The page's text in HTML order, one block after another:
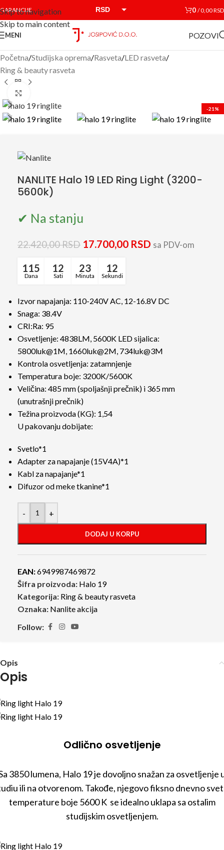
Skip to navigation
Skip to main content
GARANCIJE RSD 0 /0,00RSD
MENI POZOVI
Početna/Studijska oprema/Rasveta/LED rasveta/
Ring & beauty rasveta
-21%
NANLITE Halo 19 LED Ring Light (3200-
5600k)
✔ Na stanju
22.420,00RSD 17.700,00 RSD sa PDV-om
115
Dana
12
Sati
23
Minuta
12
Sekundi
Izvor napajanja: 110-240V AC, 12-16.8V DC
Snaga: 38.4V
CRI:Ra: 95
Osvetljenje: 4838LM, 5600K LED sijalica:
5800luk@1M, 1660luk@2M, 734luk@3M
Kontrola osvetljenja: zatamnjenje
Temperatura boje: 3200K/5600K
Veličina: 485 mm (spoljašnji prečnik) i 365 mm
(unutrašnji prečnik)
Težina proizvoda (KG): 1,54
U pakovanju dobijate:
Svetlo*1
Adapter za napajanje (15V4A)*1
Kabl za napajanje*1
Difuzor od meke tkanine*1
- +
DODAJ U KORPU
EAN:6949987469872
Šifra proizvoda: Halo 19
Kategorija: Ring & beauty rasveta
Oznaka: Nanlite akcija
Follow:
Opis
Opis
Odlično osvetljenje
3850 lumena, Halo 19 je dovoljno snažan za osvetljenje
ili na otvorenom. Takođe, njegovo fiksno dnevno
temperature boje 5600 K se idealno uklapa sa ostalim
studijskim osvetljenjem.